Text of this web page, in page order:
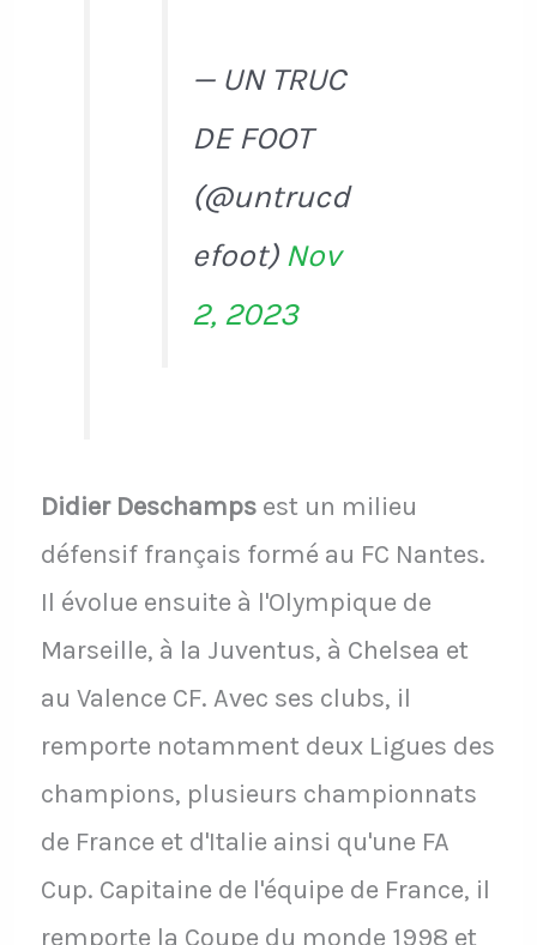
— UN TRUC
DE FOOT
(@untrucd
efoot) Nov
2, 2023
Didier Deschampsest un milieu
défensif français formé au FC Nantes.
Il évolue ensuite à l'Olympique de
Marseille, à la Juventus, à Chelsea et
au Valence CF. Avec ses clubs, il
remporte notamment deux Ligues des
champions, plusieurs championnats
de France et d'Italie ainsi qu'une FA
Cup. Capitaine de l'équipe de France, il
remporte la Coupe du monde 1998 et